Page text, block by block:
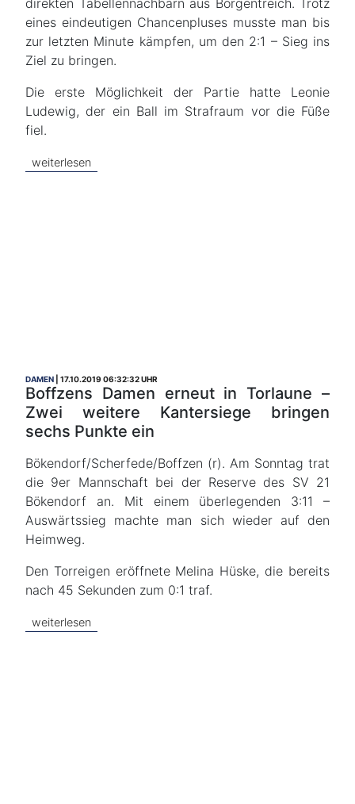
direkten Tabellennachbarn aus Borgentreich. Trotz
eines eindeutigen Chancenpluses musste man bis
zur letzten Minute kämpfen, um den 2:1 – Sieg ins
Ziel zu bringen.
Die erste Möglichkeit der Partie hatte Leonie
Ludewig, der ein Ball im Strafraum vor die Füße
fiel.
weiterlesen
DAMEN 17.10.2019 06:32:32 UHR
Boffzens Damen erneut in Torlaune –
Zwei weitere Kantersiege bringen
sechs Punkte ein
Bökendorf/Scherfede/Boffzen (r). Am Sonntag trat
die 9er Mannschaft bei der Reserve des SV 21
Bökendorf an. Mit einem überlegenden 3:11 –
Auswärtssieg machte man sich wieder auf den
Heimweg.
Den Torreigen eröffnete Melina Hüske, die bereits
nach 45 Sekunden zum 0:1 traf.
weiterlesen